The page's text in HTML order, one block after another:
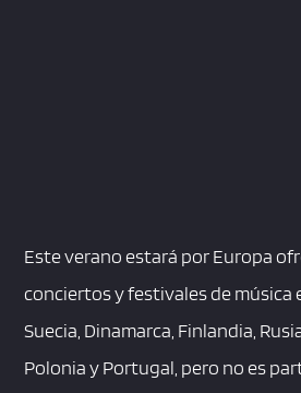
Este verano estará por Europa
conciertos y festivales de música
Suecia, Dinamarca, Finlandia,
Polonia y Portugal, pero no es